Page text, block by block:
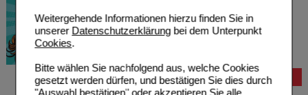
Weitergehende Informationen hierzu finden Sie in
unserer Datenschutzerklärungbei dem Unterpunkt
Cookies.
Bitte wählen Sie nachfolgend aus, welche Cookies
gesetzt werden dürfen, und bestätigen Sie dies durch
"Auswahl bestätigen" oder akzeptieren Sie alle
Bestellung